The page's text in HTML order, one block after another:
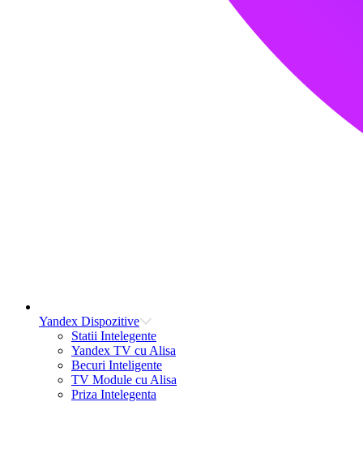
Yandex Dispozitive
Statii Intelegente
Yandex TV cu Alisa
Becuri Inteligente
TV Module cu Alisa
Priza Intelegenta